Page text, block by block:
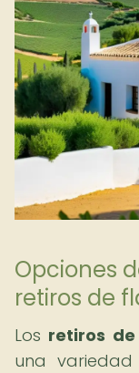
Opciones
retiros de
Los retiros
una